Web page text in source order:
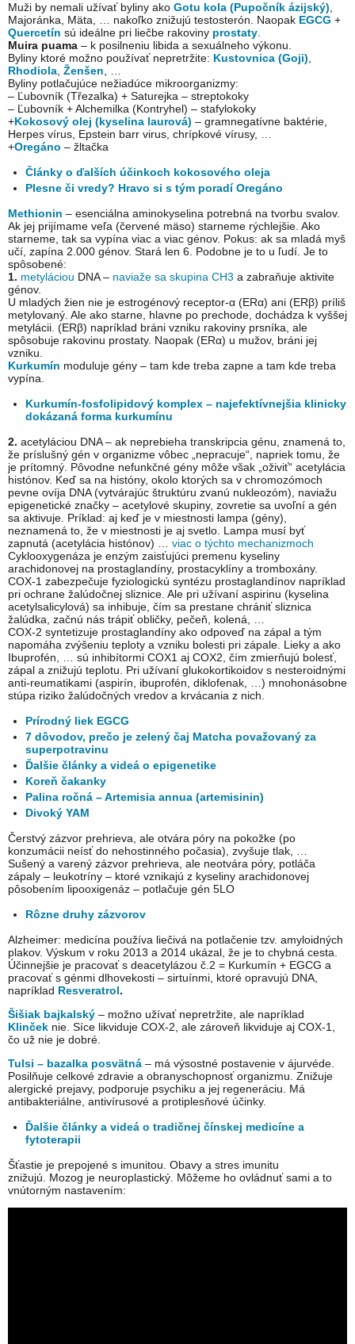
Muži by nemali užívať byliny ako Gotu kola (Pupočník ázijský)
Majoránka, Mäta, … nakoľko znižujú testosterón. Naopak EGCG +
Quercetín sú ideálne pri liečbe rakoviny prostaty
Muira puama – k posilneniu libida a sexuálneho výkonu.
Byliny ktoré možno používať nepretržite: Kustovnica (Goji)
Rhodiola Ženšen
Byliny potlačujúce nežiadúce mikroorganizmy:
– Ľubovník (Třezalka) + Saturejka – streptokoky
– Ľubovník + Alchemilka (Kontryhel) – stafylokoky
+Kokosový olej (kyselina laurová) – gramnegatívne baktérie,
Herpes vírus, Epstein barr virus, chrípkové vírusy, …
+Oregáno – žltačka
Články o ďalších účinkoch kokosového oleja
Plesne či vredy? Hravo si s tým poradí Oregáno
Methionin – esenciálna aminokyselina potrebná na tvorbu svalov.
Ak jej prijímame veľa (červené mäso) starneme rýchlejšie. Ako
starneme, tak sa vypína viac a viac génov. Pokus: ak sa mladá myš
učí, zapína 2.000 génov. Stará len 6. Podobne je to u ľudí. Je to
spôsobené:
1. metyláciou DNA – naviaže sa skupina CH3 a zabraňuje aktivite
génov.
U mladých žien nie je estrogénový receptor-α (ERα) ani (ERβ) príliš
metylovaný. Ale ako starne, hlavne po prechode, dochádza k vyššej
metylácii. (ERβ) napríklad bráni vzniku rakoviny prsníka, ale
spôsobuje rakovinu prostaty. Naopak (ERα) u mužov, bráni jej
vzniku.
Kurkumín moduluje gény – tam kde treba zapne a tam kde treba
vypína.
Kurkumín-fosfolipidový komplex – najefektívnejšia klinicky
dokázaná forma kurkumínu
2. acetyláciou DNA – ak neprebieha transkripcia génu, znamená to,
že príslušný gén v organizme vôbec „nepracuje“, napriek tomu, že
je prítomný. Pôvodne nefunkčné gény môže však „oživiť“ acetylácia
histónov. Keď sa na históny, okolo ktorých sa v chromozómoch
pevne ovíja DNA (vytvárajúc štruktúru zvanú nukleozóm), naviažu
epigenetické značky – acetylové skupiny, zovretie sa uvoľní a gén
sa aktivuje. Príklad: aj keď je v miestnosti lampa (gény),
neznamená to, že v miestnosti je aj svetlo. Lampa musí byť
zapnutá (acetylácia histónov) … viac o týchto mechanizmoch
Cyklooxygenáza je enzým zaisťujúci premenu kyseliny
arachidonovej na prostaglandíny, prostacyklíny a tromboxány.
COX-1 zabezpečuje fyziologickú syntézu prostaglandínov napríklad
pri ochrane žalúdočnej sliznice. Ale pri užívaní aspirinu (kyselina
acetylsalicylová) sa inhibuje, čím sa prestane chrániť sliznica
žalúdka, začnú nás trápiť obličky, pečeň, kolená, …
COX-2 syntetizuje prostaglandíny ako odpoveď na zápal a tým
napomáha zvýšeniu teploty a vzniku bolesti pri zápale. Lieky a ako
Ibuprofén, … sú inhibítormi COX1 aj COX2, čím zmierňujú bolesť,
zápal a znižujú teplotu. Pri užívaní glukokortikoidov s nesteroidnými
anti-reumatikami (aspirín, ibuprofén, diklofenak, …) mnohonásobne
stúpa riziko žalúdočných vredov a krvácania z nich.
Prírodný liek EGCG
7 dôvodov, prečo je zelený čaj Matcha považovaný za
superpotravinu
Ďalšie články a videá o epigenetike
Koreň čakanky
Palina ročná – Artemisia annua (artemisinin)
Divoký YAM
Čerstvý zázvor prehrieva, ale otvára póry na pokožke (po
konzumácii neísť do nehostinného počasia), zvyšuje tlak, …
Sušený a varený zázvor prehrieva, ale neotvára póry, potláča
zápaly – leukotríny – ktoré vznikajú z kyseliny arachidonovej
pôsobením lipooxigenáz – potlačuje gén 5LO
Rôzne druhy zázvorov
Alzheimer: medicína používa liečivá na potlačenie tzv. amyloidných
plakov. Výskum v roku 2013 a 2014 ukázal, že je to chybná cesta.
Účinnejšie je pracovať s deacetylázou č.2 = Kurkumín + EGCG a
pracovať s génmi dlhovekosti – sirtuínmi, ktoré opravujú DNA,
napríklad Resveratrol.
Šišiak bajkalský – možno užívať nepretržite, ale napríklad
Klinček nie. Síce likviduje COX-2, ale zároveň likviduje aj COX-1,
čo už nie je dobré.
Tulsi – bazalka posvätná – má výsostné postavenie v ájurvéde.
Posilňuje celkové zdravie a obranyschopnosť organizmu. Znižuje
alergické prejavy, podporuje psychiku a jej regeneráciu. Má
antibakteriálne, antivírusové a protiplesňové účinky.
Ďalšie články a videá o tradičnej čínskej medicíne a
fytoterapii
Šťastie je prepojené s imunitou. Obavy a stres imunitu
znižujú. Mozog je neuroplastický. Môžeme ho ovládnuť sami a to
vnútorným nastavením: